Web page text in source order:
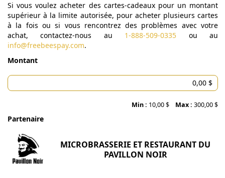
Si vous voulez acheter des cartes-cadeaux pour un montant
supérieur à la limite autorisée, pour acheter plusieurs cartes
à la fois ou si vous rencontrez des problèmes avec votre
achat, contactez-nous au 1-888-509-0335 ou au
info@freebeespay.com.
Montant
Min : 10,00 $ Max : 300,00 $
Partenaire
MICROBRASSERIE ET RESTAURANT DU
PAVILLON NOIR